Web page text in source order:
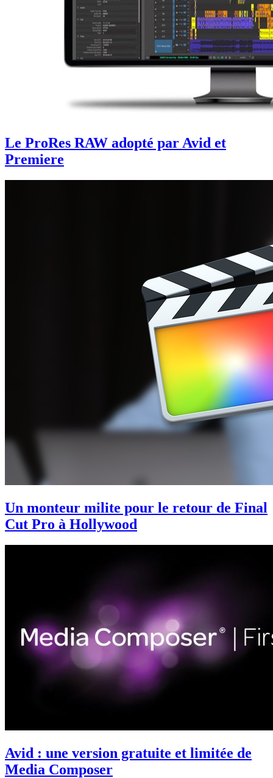
Le ProRes RAW adopté par Avid et
Premiere
Un monteur milite pour le retour de Final
Cut Pro à Hollywood
Avid : une version gratuite et limitée de
Media Composer